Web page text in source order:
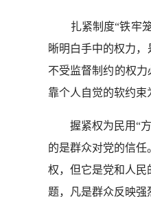
扎紧制度“铁牢笼”
晰明白手中的权力
不受监督制约的权
靠个人自觉的软约
握紧权为民用“方
的是群众对党的信
权，但它是党和人民
题，凡是群众反映强